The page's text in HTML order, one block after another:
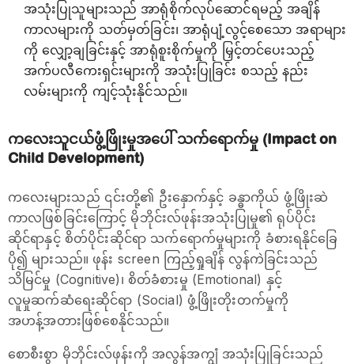
အသုံးပြုသူများသည် အာရုံစိုက်လုပ်ဆောင်ရမည့် အချိန်
ကာလများကို သတ်မှတ်ခြင်း၊ အာရုံပျံ့လွင့်စေသော အရာများ
ကို လျှော့ချခြင်းနှင့် အာရုံစူးစိုက်မှုကို မြှင့်တင်ပေးသည့်
အက်ပလီကေးရှင်းများကို အသုံးပြုခြင်း စသည့် နည်း
လမ်းများကို ကျင့်သုံးနိုင်သည်။
ကလေးသူငယ်ဖွံ့ဖြိုးမှုအပေါ် သက်ရောက်မှု (Impact on
Child Development)
ကလေးများသည် ၎င်းတို့၏ ဦးနှောက်နှင့် ခန္ဓာကိုယ် ဖွံ့ဖြိုးဆဲ
ကာလဖြစ်ခြင်းကြောင့် မိုဘိုင်းလ်ဖုန်းအသုံးပြုမှု၏ ရုပ်ပိုင်း
ဆိုင်ရာနှင့် စိတ်ပိုင်းဆိုင်ရာ သက်‌ရောက်မှုများကို ခံစားရနိုင်ခြေ
ပို၍ များသည်။ ဖုန်း screen ကြည့်ရှုချိန် လွန်ကဲခြင်းသည်
သိမြင်မှု (Cognitive)၊ စိတ်ခံစားမှု (Emotional) နှင့်
လူမှုဆက်ဆံရေးဆိုင်ရာ (Social) ဖွံ့ဖြိုးတိုးတက်မှုကို
အဟန့်အတားဖြစ်စေနိုင်သည်။
စောစီးစွာ မိုဘိုင်းလ်ဖုန်းကို အလွန်အကျွံ အသုံးပြုခြင်းသည်